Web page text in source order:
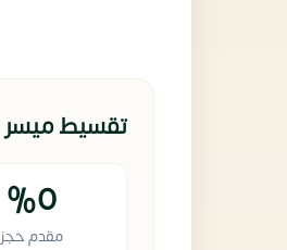
تقسيط ميسر
%0
مقدم حجز